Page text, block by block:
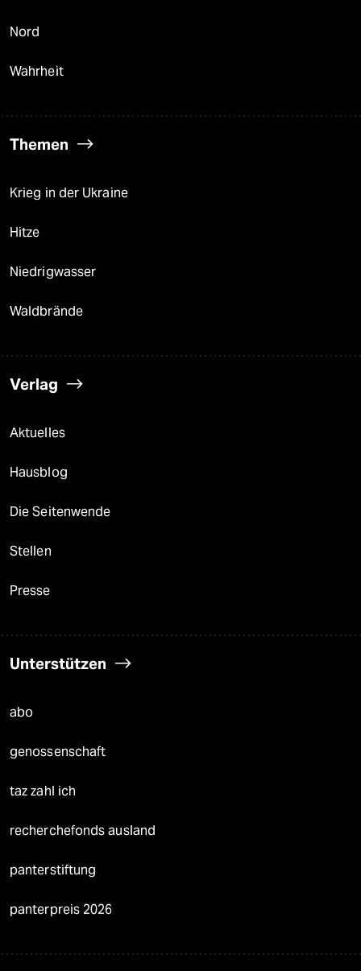
Nord
Wahrheit
Themen
Krieg in der Ukraine
Hitze
Niedrigwasser
Waldbrände
Verlag
Aktuelles
Hausblog
Die Seitenwende
Stellen
Presse
Unterstützen
abo
genossenschaft
taz zahl ich
recherchefonds ausland
panterstiftung
panterpreis 2026